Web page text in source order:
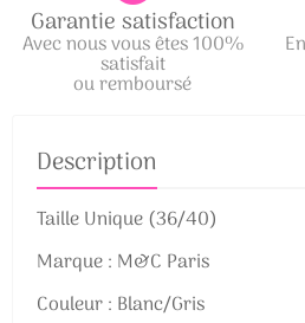
Garantie satisfaction
Avec nous vous êtes 100%
satisfait
ou remboursé
Description
Taille Unique (36/40)
Marque : M&C Paris
Couleur : Blanc/Gris